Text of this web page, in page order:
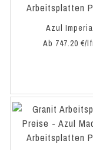
Azul
Ab 747.20 €/